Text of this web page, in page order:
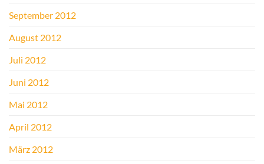
September 2012
August 2012
Juli 2012
Juni 2012
Mai 2012
April 2012
März 2012